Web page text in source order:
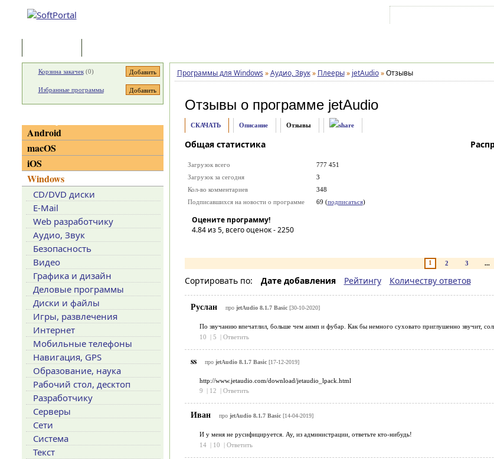
Программы для Windows » Аудио, Звук » Плееры » jetAudio » Отзывы
Отзывы о программе jetAudio
СКАЧАТЬ Описание Отзывы
Общая статистика
Загрузок всего
777 451
Загрузок за сегодня
3
Кол-во комментариев
348
Подписавшихся на новости о программе
69 (подписаться)
Оцените программу!
4.84из 5, всего оценок -2250
1 2 3 ...
Сортировать по: Дате добавления Рейтингу Количеству ответов
Руслан про jetAudio 8.1.7 Basic[30-10-2020]
По звучанию впечатлил, больше чем аимп и фубар. Как бы немного суховато приглушенно звучит,
10
| 5 | Ответить
ss про jetAudio 8.1.7 Basic[17-12-2019]
http://www.jetaudio.com/download/jetaudio_lpack.html
9
| 12 | Ответить
Иван про jetAudio 8.1.7 Basic[14-04-2019]
И у меня не русифицируется. Ау, из администрации, ответьте кто-нибудь!
14 | 10 | Ответить
Корзина закачек(0)
Избранные программы
Android
macOS
iOS
Windows
CD/DVD диски
E-Mail
Web разработчику
Аудио, Звук
Безопасность
Видео
Графика и дизайн
Деловые программы
Диски и файлы
Игры, развлечения
Интернет
Мобильные телефоны
Навигация, GPS
Образование, наука
Рабочий стол, десктоп
Разработчику
Серверы
Сети
Система
Текст